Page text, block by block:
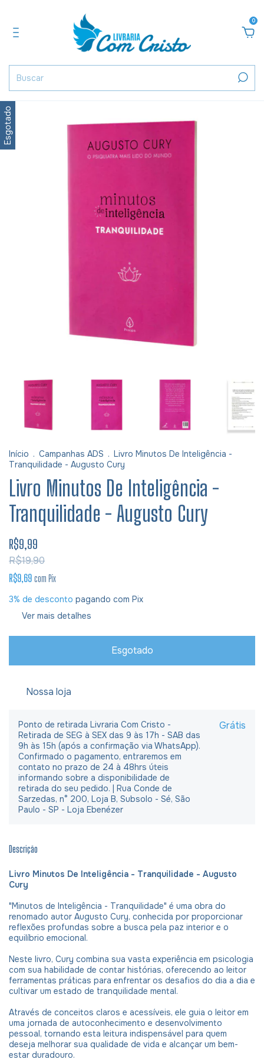
0
Esgotado
Início . Campanhas ADS . Livro Minutos De Inteligência -
Tranquilidade - Augusto Cury
Livro Minutos De Inteligência -
Tranquilidade - Augusto Cury
R$9,99
R$19,90
R$9,69 com Pix
3% de desconto pagando com Pix
Ver mais detalhes
Nossa loja
Ponto de retirada Livraria Com Cristo -
Retirada de SEG à SEX das 9 às 17h - SAB das
9h às 15h (após a confirmação via WhatsApp).
Confirmado o pagamento, entraremos em
contato no prazo de 24 à 48hrs úteis
informando sobre a disponibilidade de
retirada do seu pedido. | Rua Conde de
Sarzedas, n° 200, Loja B, Subsolo - Sé, São
Paulo - SP - Loja Ebenézer
Grátis
Descrição
Livro Minutos De Inteligência - Tranquilidade - Augusto
Cury
"Minutos de Inteligência - Tranquilidade" é uma obra do
renomado autor Augusto Cury, conhecida por proporcionar
reflexões profundas sobre a busca pela paz interior e o
equilíbrio emocional.
Neste livro, Cury combina sua vasta experiência em psicologia
com sua habilidade de contar histórias, oferecendo ao leitor
ferramentas práticas para enfrentar os desafios do dia a dia e
cultivar um estado de tranquilidade mental.
Através de conceitos claros e acessíveis, ele guia o leitor em
uma jornada de autoconhecimento e desenvolvimento
pessoal, tornando esta leitura indispensável para quem
deseja melhorar sua qualidade de vida e alcançar um bem-
estar duradouro.